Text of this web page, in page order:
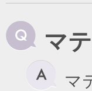
マ
マ